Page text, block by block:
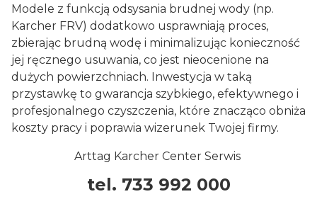
Modele z funkcją odsysania brudnej wody (np.
Karcher FRV) dodatkowo usprawniają proces,
zbierając brudną wodę i minimalizując konieczność
jej ręcznego usuwania, co jest nieocenione na
dużych powierzchniach. Inwestycja w taką
przystawkę to gwarancja szybkiego, efektywnego i
profesjonalnego czyszczenia, które znacząco obniża
koszty pracy i poprawia wizerunek Twojej firmy.
Arttag Karcher Center Serwis
tel. 733 992 000